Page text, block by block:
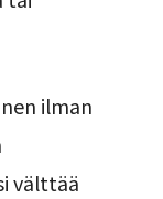
ilman
välttää